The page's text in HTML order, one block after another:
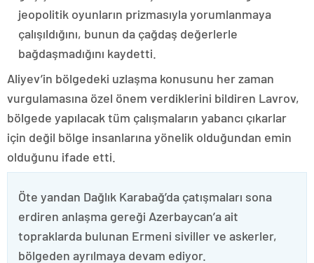
jeopolitik oyunların prizmasıyla yorumlanmaya
çalışıldığını, bunun da çağdaş değerlerle
bağdaşmadığını kaydetti.
Aliyev’in bölgedeki uzlaşma konusunu her zaman
vurgulamasına özel önem verdiklerini bildiren Lavrov,
bölgede yapılacak tüm çalışmaların yabancı çıkarlar
için değil bölge insanlarına yönelik olduğundan emin
olduğunu ifade etti.
Öte yandan Dağlık Karabağ’da çatışmaları sona
erdiren anlaşma gereği Azerbaycan’a ait
topraklarda bulunan Ermeni siviller ve askerler,
bölgeden ayrılmaya devam ediyor.